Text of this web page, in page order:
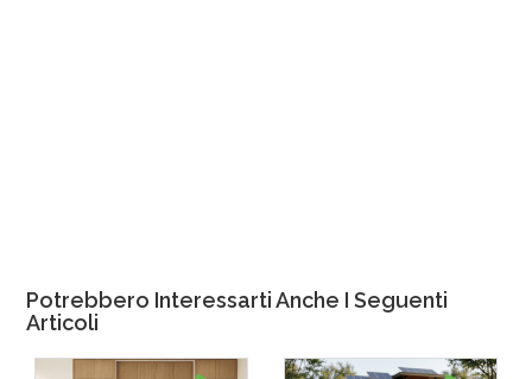
Potrebbero Interessarti Anche I Seguenti
Articoli